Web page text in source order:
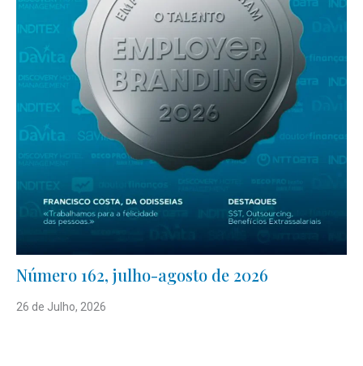
Número 162, julho-agosto de 2026
26 de Julho, 2026